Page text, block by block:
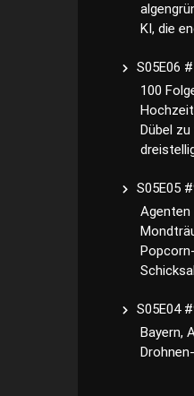
KI, die
S05E06
100
Dübel zu
S05E05
Agenten
S05E04
Bayern,